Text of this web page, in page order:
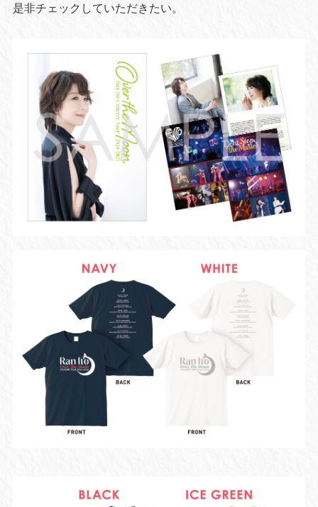
是非チェックしていただきたい。